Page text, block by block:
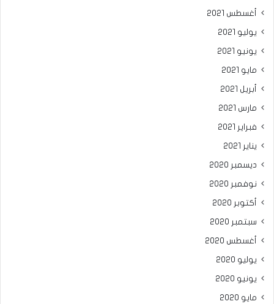
أغسطس 2021
يوليو 2021
يونيو 2021
مايو 2021
أبريل 2021
مارس 2021
فبراير 2021
يناير 2021
ديسمبر 2020
نوفمبر 2020
أكتوبر 2020
سبتمبر 2020
أغسطس 2020
يوليو 2020
يونيو 2020
مايو 2020